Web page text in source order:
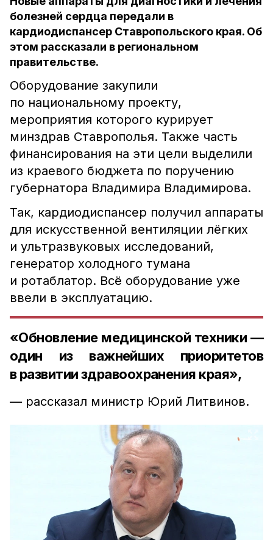
болезней сердца передали в
кардиодиспансер Ставропольского края. Об
этом рассказали в региональном
правительстве.
Оборудование закупили
по национальному проекту,
мероприятия которого курирует
минздрав Ставрополья. Также часть
финансирования на эти цели выделили
из краевого бюджета по поручению
губернатора Владимира Владимирова.
Так, кардиодиспансер получил аппараты
для искусственной вентиляции лёгких
и ультразвуковых исследований,
генератор холодного тумана
и ротаблатор. Всё оборудование уже
ввели в эксплуатацию.
«Обновление медицинской техники —
один из важнейших приоритетов
в развитии здравоохранения края»,
— рассказал министр Юрий Литвинов.